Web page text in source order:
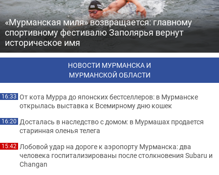
«Мурманская миля» возвращается: главному
спортивному фестивалю Заполярья вернут
историческое имя
НОВОСТИ МУРМАНСКА И
МУРМАНСКОЙ ОБЛАСТИ
16:33 От кота Мурра до японских бестселлеров: в Мурманске
открылась выставка к Всемирному дню кошек
16:20 Досталась в наследство с домом: в Мурмашах продается
старинная оленья телега
15:42 Лобовой удар на дороге к аэропорту Мурманска: два
человека госпитализированы после столкновения Subaru и
Changan